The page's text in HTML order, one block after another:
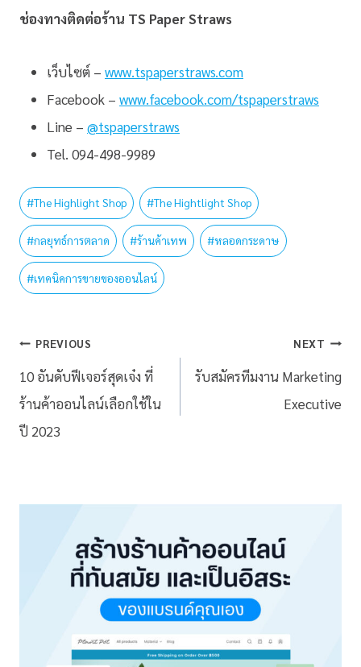
ช่องทางติดต่อร้าน TS Paper Straws
เว็บไซต์ – www.tspaperstraws.com
Facebook – www.facebook.com/tspaperstraws
Line – @tspaperstraws
Tel. 094-498-9989
#The Highlight Shop #The Hightlight Shop
#กลยุทธ์การตลาด #ร้านค้าเทพ #หลอดกระดาษ
#เทคนิคการขายของออนไลน์
PREVIOUS
10 อันดับฟีเจอร์สุดเจ๋ง ที่
ร้านค้าออนไลน์เลือกใช้ใน
ปี 2023
NEXT
รับสมัครทีมงาน Marketing
Executive